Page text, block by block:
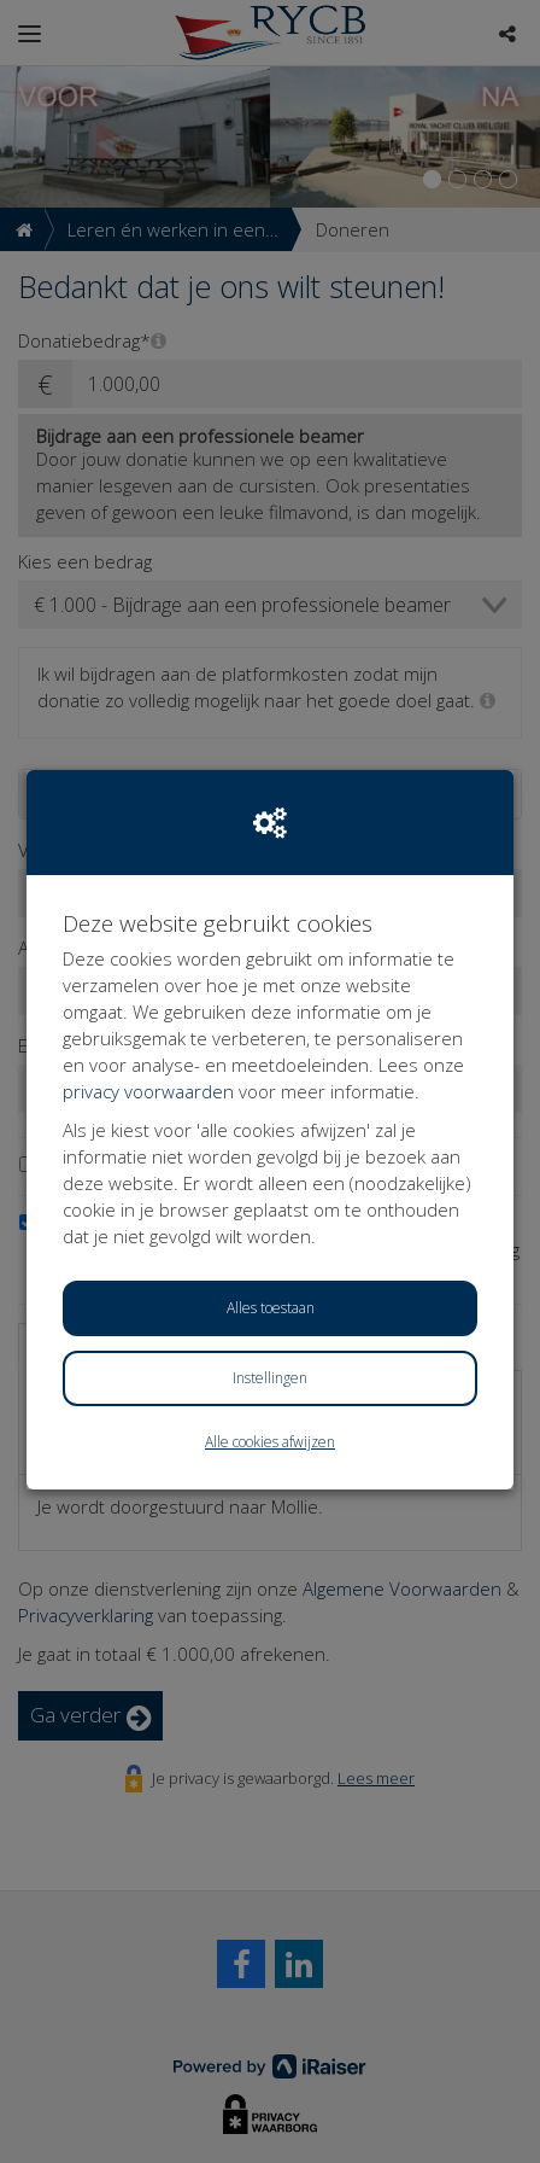
Leren én werken in een
inspirerende omgeving
Doneren
Bedankt dat je ons wilt steunen!
If
are
human,
ignore
this
field
Donatiebedrag*
€
Bijdrage aan een professionele beamer
Door jouw donatie kunnen we op een kwalitatieve
manier lesgeven aan de cursisten. Ook presentaties
geven of gewoon een leuke filmavond, is dan mogelijk.
Kies een bedrag
Ik wil bijdragen aan de platformkosten zodat mijn
donatie zo volledig mogelijk naar het goede doel gaat.
Voornaam*
Achternaam*
E-mailadres*
Mijn naam afschermen op de website.
Mijn contactgegevens delen met de initiatiefnemer van
deze actie, zodat deze mij bijvoorbeeld een bedankje mag
Betaal direct Betaal later
Kies een betaalmethode
Je wordt doorgestuurd naar Mollie.
Op onze dienstverlening zijn onze Algemene Voorwaarden &
Privacyverklaring van toepassing.
Je gaat in totaal € 1.000,00 afrekenen.
Ga verder
Je privacy is gewaarborgd. Lees meer
Deze website gebruikt cookies
Deze cookies worden gebruikt om informatie te
verzamelen over hoe je met onze website
omgaat. We gebruiken deze informatie om je
gebruiksgemak te verbeteren, te personaliseren
en voor analyse- en meetdoeleinden. Lees onze
privacy voorwaarden voor meer informatie.
Als je kiest voor 'alle cookies afwijzen' zal je
informatie niet worden gevolgd bij je bezoek aan
deze website. Er wordt alleen een (noodzakelijke)
cookie in je browser geplaatst om te onthouden
dat je niet gevolgd wilt worden.
Alles toestaan
Instellingen
Alle cookies afwijzen